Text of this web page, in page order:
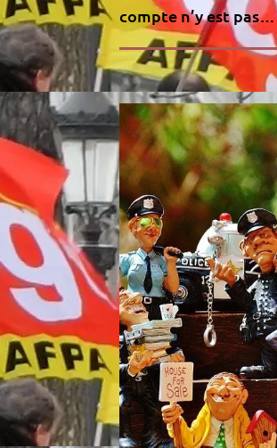
compte n’y est pas…